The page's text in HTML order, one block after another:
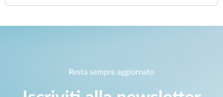
Resta sempre aggiornato